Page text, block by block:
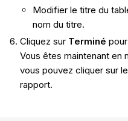
Modifier le titre du
nom du titre.
Cliquez sur Terminé
Vous êtes maintenant en
vous pouvez cliquer sur
rapport.